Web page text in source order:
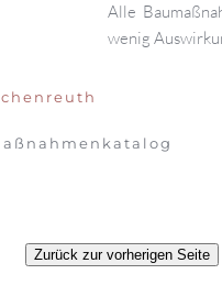
Alle
wenig
Zurück zur vorherigen Seite